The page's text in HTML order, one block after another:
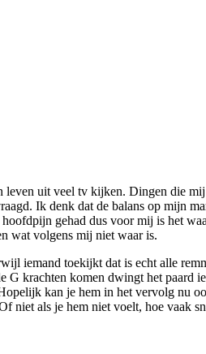
uit veel tv kijken. Dingen die
Ik denk dat de balans op mijn
gehad dus voor mij is het
wat volgens mij niet waar is.
iemand toekijkt dat is echt alle
krachten komen dwingt het
kan je hem in het vervolg nu
niet als je hem niet voelt, hoe vaak